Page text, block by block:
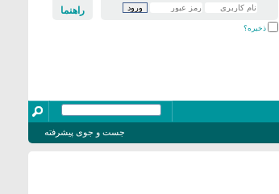
راهنما
ذخیره؟
جست و جوی پیشرفته